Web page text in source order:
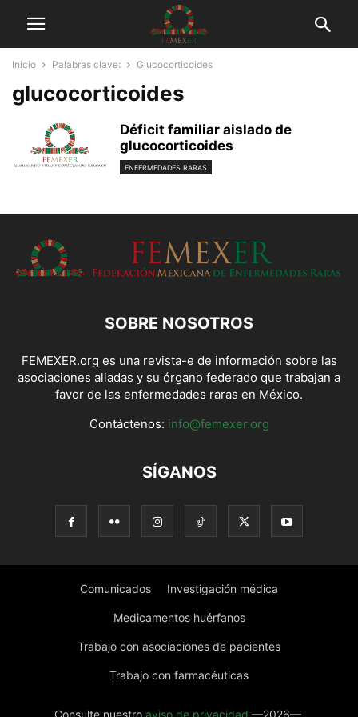
Inicio Palabras clave: Glucocorticoides
glucocorticoides
Déficit familiar aislado de
glucocorticoides
ENFERMEDADES RARAS
SOBRE NOSOTROS
FEMEXER.org es una revista-e de información sobre las
asociaciones aliadas y su órgano federado que trabajan a
favor de las enfermedades raras en México.
Contáctenos: info@femexer.org
SÍGANOS
Comunicados Investigación médica
Medicamentos huérfanos
Trabajo con asociaciones de pacientes
Trabajo con farmacéuticas
Consulte nuestro aviso de privacidad —2026—.